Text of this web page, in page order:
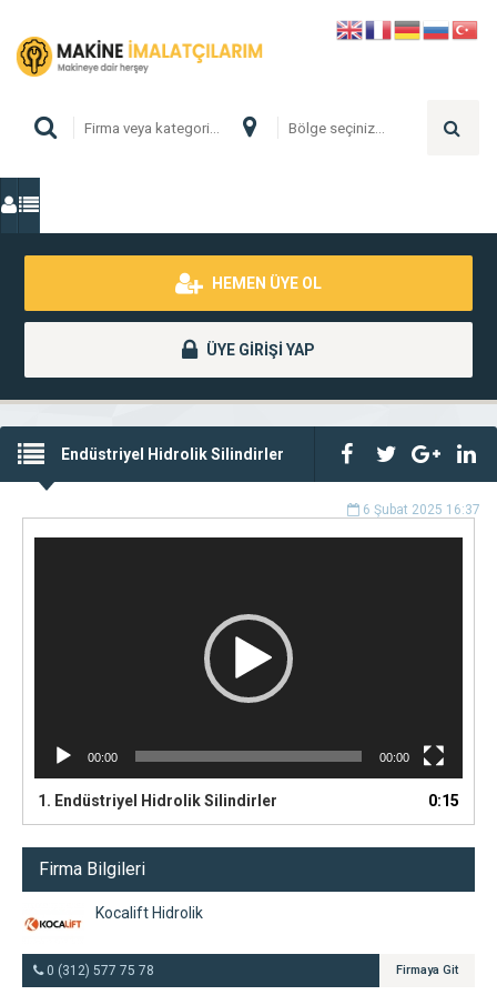
HEMEN ÜYE OL
ÜYE GİRİŞİ YAP
Endüstriyel Hidrolik Silindirler
6 Şubat 2025 16:37
Video
00:00 00:00
1. Endüstriyel Hidrolik Silindirler 0:15
Firma Bilgileri
Kocalift Hidrolik
0 (312) 577 75 78 Firmaya Git